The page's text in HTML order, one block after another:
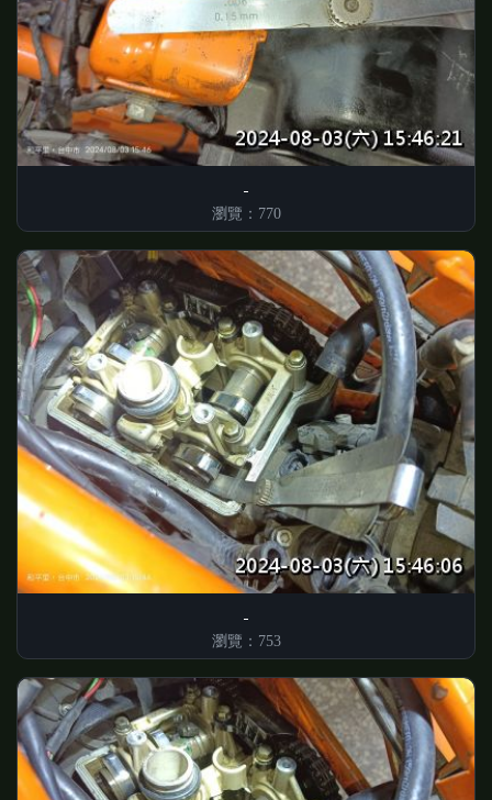
瀏覽：770
瀏覽：753